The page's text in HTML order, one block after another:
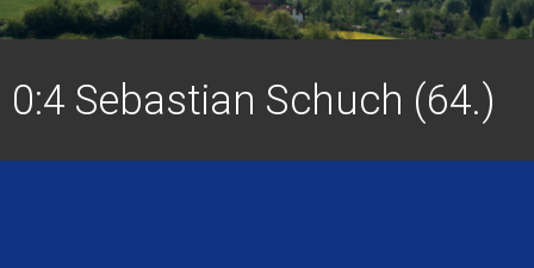
0:4 Sebastian Schuch (64.)